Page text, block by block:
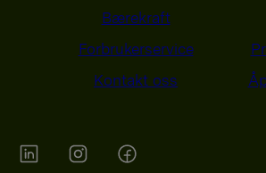
Bærekraft
Forbrukerservice
Kontakt oss